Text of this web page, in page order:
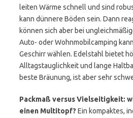
leiten Wärme schnell und sind
kann dünnere Böden sein. Dann
können sich aber bei
Auto- oder Wohnmobilcamping
Geschirr wählen. Edelstahl bietet
Alltagstauglichkeit und lange
beste Bräunung, ist aber sehr
Packmaß versus Vielseitigkeit:
einen Multitopf? Ein kompaktes,